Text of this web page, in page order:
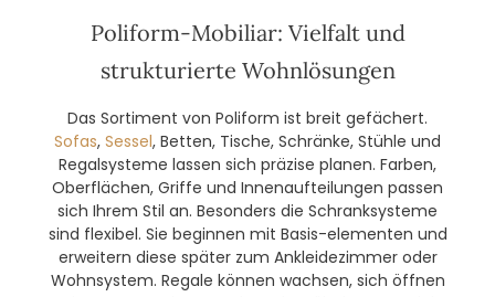
Poliform-Mobiliar: Vielfalt und
strukturierte Wohnlösungen
Das Sortiment von Poliform ist breit gefächert.
Sofas, Sessel, Betten, Tische, Schränke, Stühle und
Regalsysteme lassen sich präzise planen. Farben,
Oberflächen, Griffe und Innenaufteilungen passen
sich Ihrem Stil an. Besonders die Schranksysteme
sind flexibel. Sie beginnen mit Basis-elementen und
erweitern diese später zum Ankleidezimmer oder
Wohnsystem. Regale können wachsen, sich öffnen